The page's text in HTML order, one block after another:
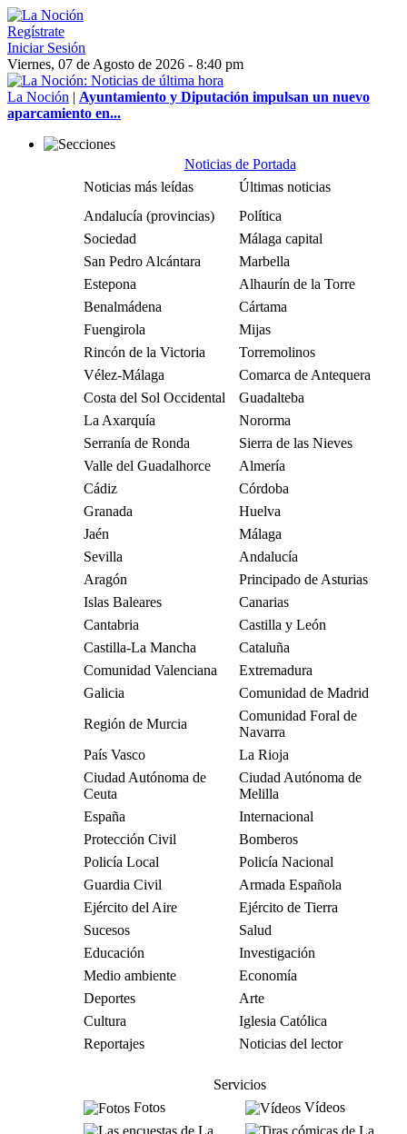
Regístrate
Iniciar Sesión
Viernes, 07 de Agosto de 2026 - 8:40 pm
La Noción | Ayuntamiento y Diputación impulsan un nuevo
aparcamiento en...
Noticias de Portada
Noticias más leídas
Últimas noticias
Andalucía (provincias)
Política
Sociedad
Málaga capital
San Pedro Alcántara
Marbella
Estepona
Alhaurín de la Torre
Benalmádena
Cártama
Fuengirola
Mijas
Rincón de la Victoria
Torremolinos
Vélez-Málaga
Comarca de Antequera
Costa del Sol Occidental
Guadalteba
La Axarquía
Nororma
Serranía de Ronda
Sierra de las Nieves
Valle del Guadalhorce
Almería
Cádiz
Córdoba
Granada
Huelva
Jaén
Málaga
Sevilla
Andalucía
Aragón
Principado de Asturias
Islas Baleares
Canarias
Cantabria
Castilla y León
Castilla-La Mancha
Cataluña
Comunidad Valenciana
Extremadura
Galicia
Comunidad de Madrid
Región de Murcia
Comunidad Foral de
Navarra
País Vasco
La Rioja
Ciudad Autónoma de
Ceuta
Ciudad Autónoma de
Melilla
España
Internacional
Protección Civil
Bomberos
Policía Local
Policía Nacional
Guardia Civil
Armada Española
Ejército del Aire
Ejército de Tierra
Sucesos
Salud
Educación
Investigación
Medio ambiente
Economía
Deportes
Arte
Cultura
Iglesia Católica
Reportajes
Noticias del lector
Servicios
Fotos
Vídeos